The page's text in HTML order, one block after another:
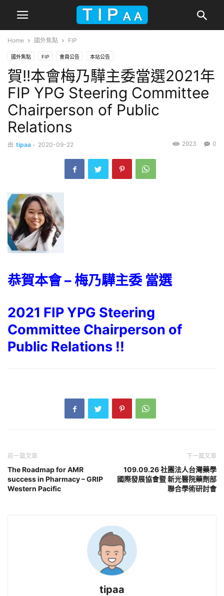
Home 國外焦點 FIP
國外焦點 FIP 會員公告 本站公告
賀!!本會梅乃驊主委當選2021年
FIP YPG Steering Committee
Chairperson of Public
Relations
由 tipaa - 2020-09-22 0
2923
恭賀本會 – 梅乃驊主委 當選
2021 FIP YPG Steering
Committee Chairperson of
Public Relations !!
前一篇文章
The Roadmap for AMR
success in Pharmacy – GRIP
Western Pacific
下一篇文章
109.09.26 社團法人台灣藥學
國際發展協會暨 新光醫院藥劑部
聯合學術研討會
tipaa